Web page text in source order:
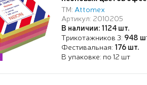
ТМ: Attomex
Артикул: 2010205
В наличии: 1124 шт.
Трикотажников 3: 948
Фестивальная: 176 шт.
В упаковке: по 12 шт